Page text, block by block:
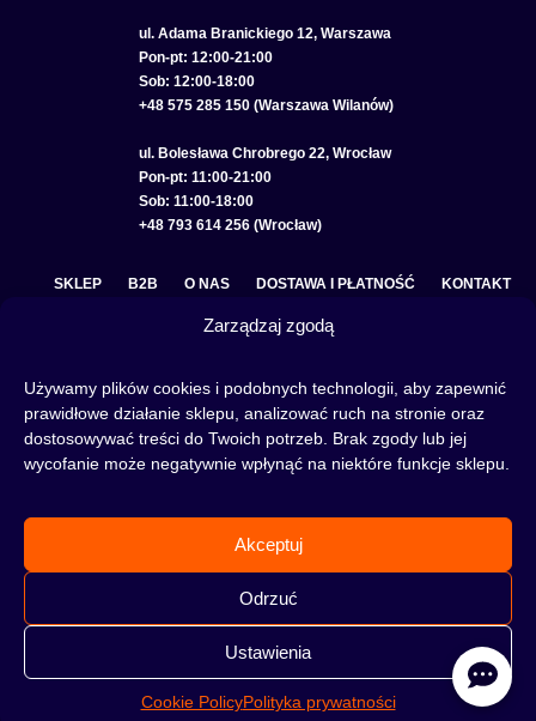
Zarządzaj zgodą
Używamy plików cookies i podobnych technologii, aby zapewnić
prawidłowe działanie sklepu, analizować ruch na stronie oraz
dostosowywać treści do Twoich potrzeb. Brak zgody lub jej
wycofanie może negatywnie wpłynąć na niektóre funkcje sklepu.
Akceptuj
Odrzuć
Ustawienia
Cookie PolicyPolityka prywatności
ul. Adama Branickiego 12, Warszawa
Pon-pt: 12:00-21:00
Sob: 12:00-18:00
+48 575 285 150 (Warszawa Wilanów)
ul. Bolesława Chrobrego 22, Wrocław
Pon-pt: 11:00-21:00
Sob: 11:00-18:00
+48 793 614 256 (Wrocław)
SKLEP B2B O NAS DOSTAWA I PŁATNOŚĆ KONTAKT
POLITYKA PRYWATNOŚCI
to miejsce jest idealne dla Ciebie! Odwiedź nasz
artykułów, albo nie czekaj i od razu przejdź do naszego shisha-sklepu i zacznij zakupy.
©2026 HOOKAHTEKA. WSZELKIE PRAWA ZASTRZEŻONE